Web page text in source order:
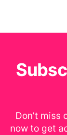
Don’t miss
now to get